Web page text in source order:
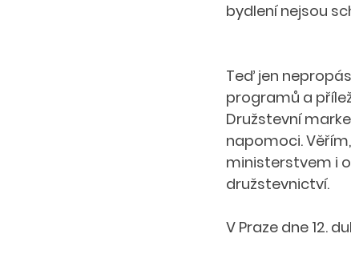
bydlení nejsou
Teď jen
programů a
Družstevní
napomoci.
ministerstvem i
družstevnictví.
V Praze dne 12.